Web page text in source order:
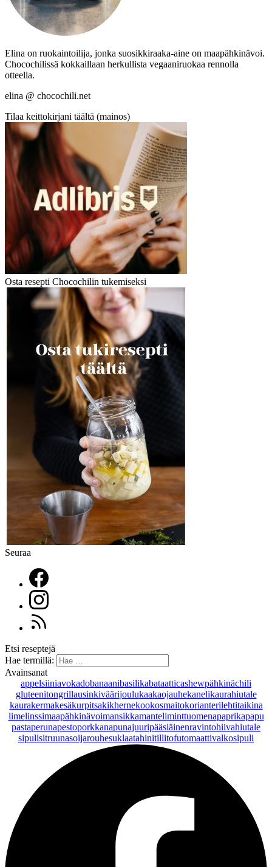
Elina on ruokaintoilija, jonka suosikkiraaka-aine on maapähkinävoi.
Chocochilissä kokkaillaan herkullista vegaaniruokaa rennolla
otteella.
elina @ chocochili.net
Tilaa keittokirjani täältä (mainos)
Osta resepti Chocochilin tukemiseksi
Seuraa
Etsi reseptejä
Hae termillä:
Avainsanat
appelsiiniavokadobanaanibasilikabataatticashewpähkinächili
gluteenitongrillausinkiväärijoulukaakaojauhekanelikaurahiutale
kaurakermakesäkurpitsakikhernekookosmaitokorianterilehtitaikina
limelinssimaapähkinävoimansikkamanteliminttuomenapaprikapapu
pastaperunapestoporkkanapunajuuripääsiäinenravintohiivahiutale
sipulisitruunasoijarouhesuklaatahinitillitofutomaattivalkosipuli